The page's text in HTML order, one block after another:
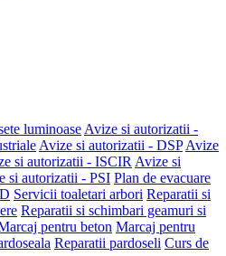
luminoase Avize si autorizatii -
Avize si autorizatii - DSP Avize
si autorizatii - ISCIR Avize si
si autorizatii - PSI Plan de evacuare
Servicii toaletari arbori Reparatii si
Reparatii si schimbari geamuri si
pentru beton Marcaj pentru
Reparatii pardoseli Curs de